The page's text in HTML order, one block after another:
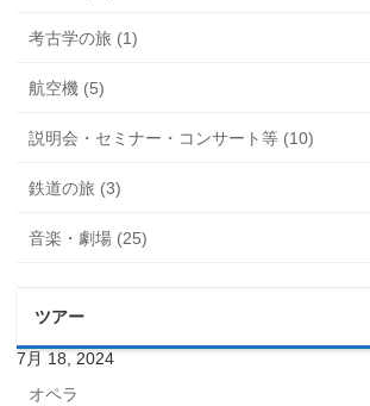
考古学の旅 (1)
航空機 (5)
説明会・セミナー・コンサート等 (10)
鉄道の旅 (3)
音楽・劇場 (25)
ツアー
7月 18, 2024
オペラ